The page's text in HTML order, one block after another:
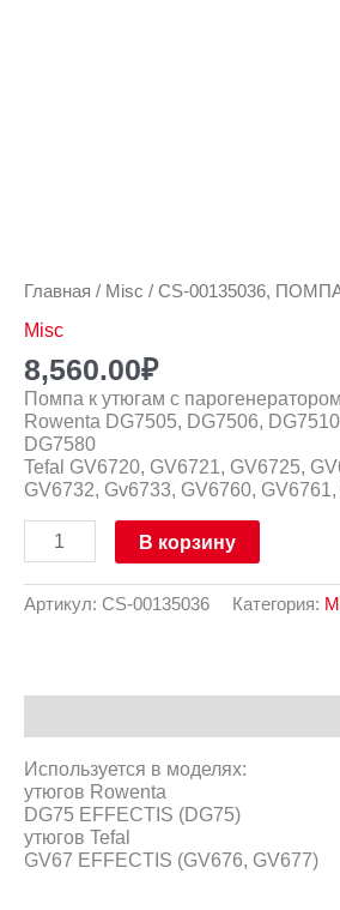
Главная / Misc / CS-00135036,
Misc
8,560.00₽
Помпа к утюгам с
Rowenta DG7505, DG7506,
DG7580
Tefal GV6720, GV6721, GV6725,
GV6732, Gv6733, GV6760,
В корзину
Артикул: CS-00135036 Категория:
Используется в моделях:
утюгов Rowenta
DG75 EFFECTIS (DG75)
утюгов Tefal
GV67 EFFECTIS (GV676, GV677)